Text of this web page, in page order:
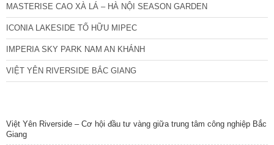
MASTERISE CAO XÀ LÁ – HÀ NỘI SEASON GARDEN
ICONIA LAKESIDE TỐ HỮU MIPEC
IMPERIA SKY PARK NAM AN KHÁNH
VIỆT YÊN RIVERSIDE BẮC GIANG
Việt Yên Riverside – Cơ hội đầu tư vàng giữa trung tâm công nghiệp Bắc
Giang